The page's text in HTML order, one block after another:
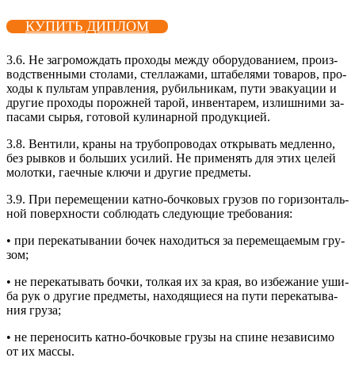
КУПИТЬ ДИПЛОМ
3.6. Не заг­ро­мож­дать про­ходы меж­ду обо­рудо­вани­ем, про­из­
водс­твен­ны­ми сто­лами, стел­ла­жами, шта­беля­ми то­варов, про­
ходы к пуль­там уп­равле­ния, ру­биль­ни­кам, пу­ти эва­ку­ации и
дру­гие про­ходы по­рож­ней та­рой, ин­вента­рем, из­лишни­ми за­
паса­ми сырья, го­товой ку­линар­ной про­дук­ци­ей.
3.8. Вен­ти­ли, кра­ны на тру­боп­ро­водах от­кры­вать мед­ленно,
без рыв­ков и боль­ших уси­лий. Не при­менять для этих це­лей
мо­лот­ки, га­еч­ные клю­чи и дру­гие пред­ме­ты.
3.9. При пе­реме­щении кат­но-боч­ко­вых гру­зов по го­ризон­таль­
ной по­вер­хнос­ти соб­лю­дать сле­ду­ющие тре­бова­ния:
• при пе­река­тыва­нии бо­чек на­ходить­ся за пе­реме­ща­емым гру­
зом;
• не пе­река­тывать боч­ки, тол­кая их за края, во из­бе­жание уши­
ба рук о дру­гие пред­ме­ты, на­ходя­щи­еся на пу­ти пе­река­тыва­
ния гру­за;
• не пе­рено­сить кат­но-боч­ко­вые гру­зы на спи­не не­зави­симо
от их мас­сы.